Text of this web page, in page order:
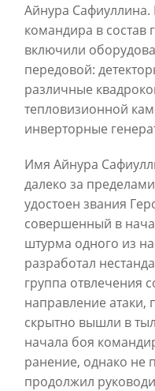
Айнура
командира в состав
включили
передовой:
различные
тепловизионной
инверторные
Имя Айнура
далеко за
удостоен звания
совершенный в
штурма одного из
разработал
группа отвлечения
направление атаки,
скрытно вышли в
начала боя
ранение, однако не
продолжил